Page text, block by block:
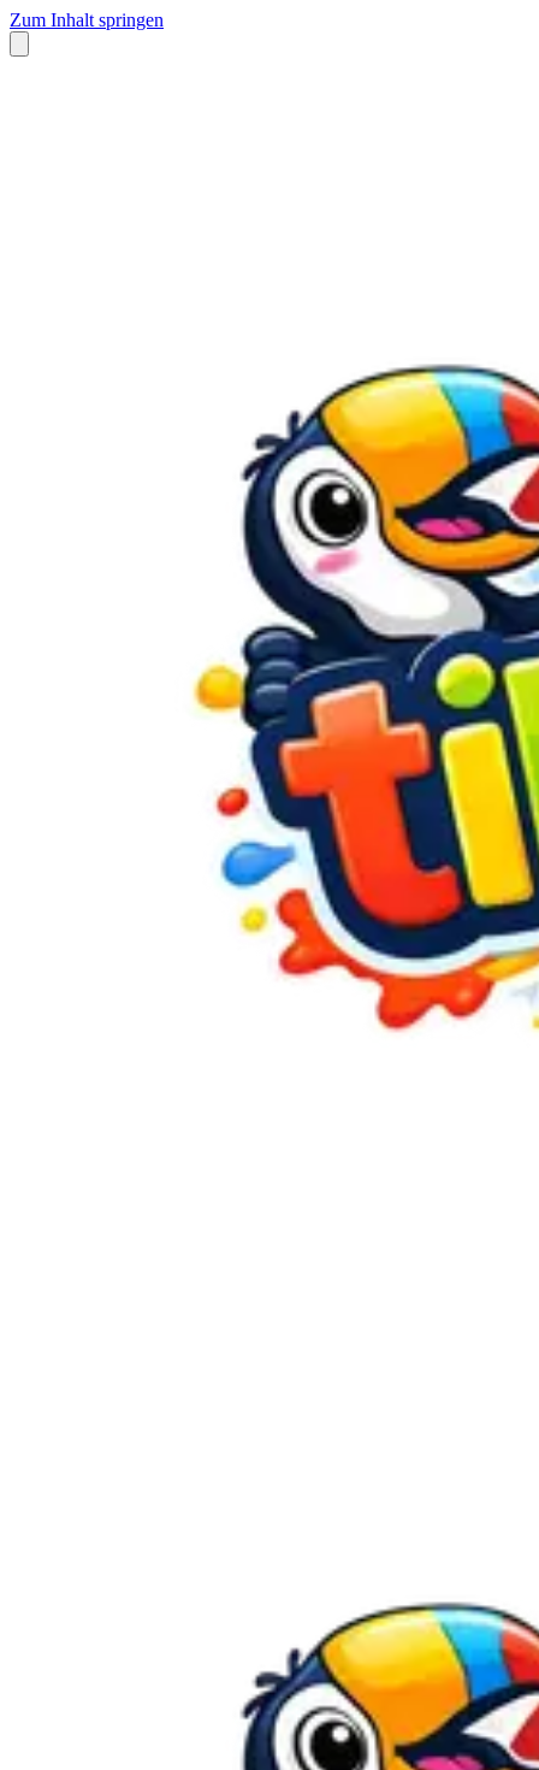
Zum Inhalt springen